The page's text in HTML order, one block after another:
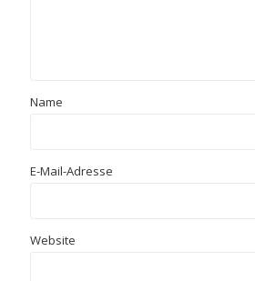
Name
E-Mail-Adresse
Website